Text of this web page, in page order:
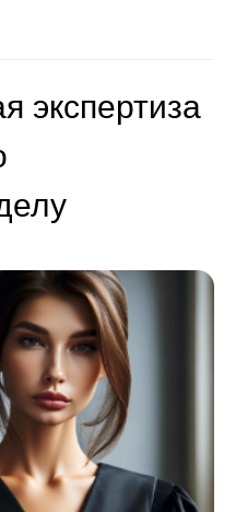
экспертиза